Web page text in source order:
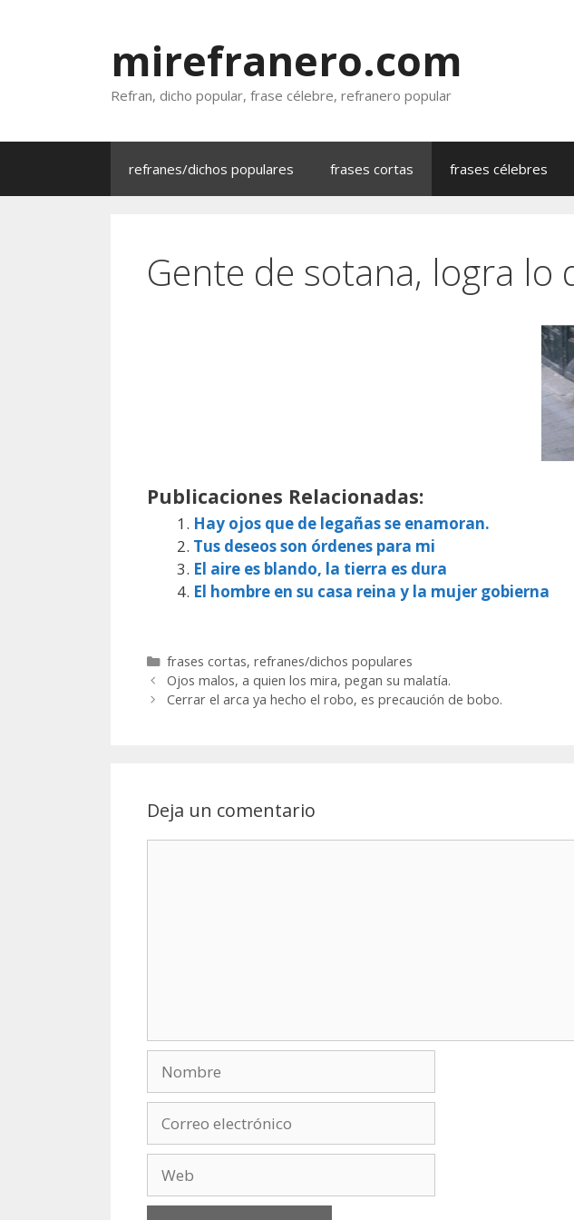
mirefranero.com
Refran, dicho popular, frase célebre, refranero popular
refranes/dichos populares frases cortas frases célebres
Gente de sotana, logra lo
Publicaciones Relacionadas:
Hay ojos que de legañas se enamoran.
Tus deseos son órdenes para mi
El aire es blando, la tierra es dura
El hombre en su casa reina y la mujer gobierna
Categorías
frases cortas, refranes/dichos populares
Ojos malos, a quien los mira, pegan su malatía.
Cerrar el arca ya hecho el robo, es precaución de bobo.
Deja un comentario
electrónico